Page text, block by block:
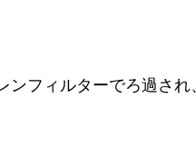
ンフィルターでろ過さ